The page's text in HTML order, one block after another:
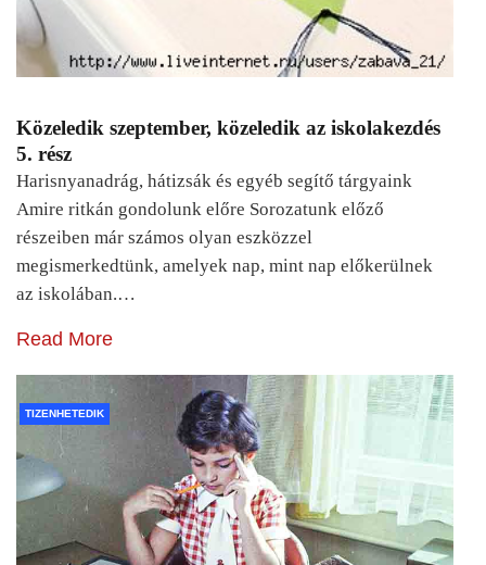
Közeledik szeptember, közeledik az iskolakezdés
5. rész
Harisnyanadrág, hátizsák és egyéb segítő tárgyaink
Amire ritkán gondolunk előre Sorozatunk előző
részeiben már számos olyan eszközzel
megismerkedtünk, amelyek nap, mint nap előkerülnek
az iskolában.…
Read More
TIZENHETEDIK